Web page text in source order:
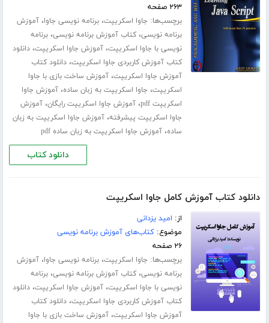
۲۶۳ صفحه
برچسب‌ها: جاوا اسکریپت،برنامه نویسی جاوا،آموزش
برنامه نویسی،کتاب آموزش برنامه نویسی،برنامه
نویسی با جاوا اسکریپت،آموزش جاوا اسکریپت،دانلود
کتاب آموزش کاربردی جاوا اسکریپت،دانلود کتاب
آموزش جاوا اسکریپت،آموزش ساخت بازی با جاوا
اسکریپت، جاوا اسکریپت به زبان ساده،آموزش جاوا
اسکریپت pdf
،آموزش جاوا اسکریپت رایگان،آموزش
جاوا اسکریپت پیشرفته،آموزش جاوا اسکریپت به زبان
ساده،آموزش جاوا اسکریپت به زبان ساده pdf
دانلود کتاب
دانلود کتاب آموزش کامل جاوا اسکریپت
از: امید یزدانی
موضوع:کتاب‌های آموزش برنامه نویسی
۲۶ صفحه
برچسب‌ها: جاوا اسکریپت،برنامه نویسی جاوا،آموزش
برنامه نویسی،کتاب آموزش برنامه نویسی،برنامه
نویسی با جاوا اسکریپت،آموزش جاوا اسکریپت،دانلود
کتاب آموزش کاربردی جاوا اسکریپت،دانلود کتاب
آموزش جاوا اسکریپت،آموزش ساخت بازی با جاوا